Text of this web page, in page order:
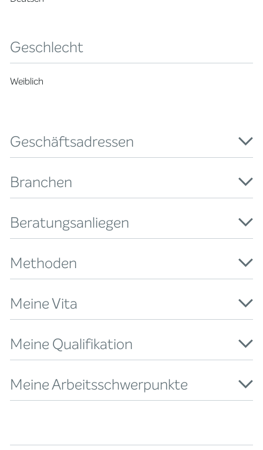
Geschlecht
Weiblich
Geschäftsadressen
Branchen
Beratungsanliegen
Methoden
Meine Vita
Meine Qualifikation
Meine Arbeitsschwerpunkte